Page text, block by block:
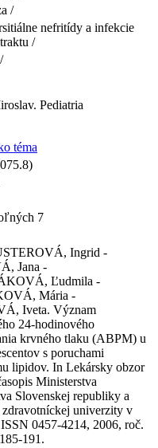
/
nefritídy a infekcie
/
Pediatria
téma
7
Ingrid -
Jana -
Ľudmila -
Mária -
Iveta. Význam
24-hodinového
krvného tlaku (ABPM) u
s poruchami
lipidov. In Lekársky obzor
Ministerstva
Slovenskej republiky a
zdravotníckej univerzity v
0457-4214, 2006, roč.
191.